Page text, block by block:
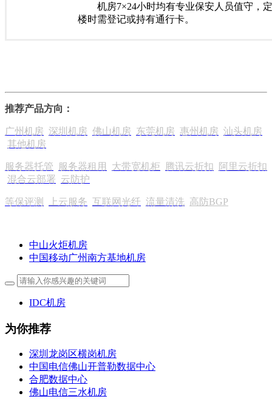
机房7×24小时均有专业保安人员值守，
楼时需登记或持有通行卡。
推荐产品方向：
广州机房 深圳机房 佛山机房 东莞机房 惠州机房 汕头机房
其他机房
服务器托管 服务器租用 大带宽机柜 腾讯云折扣
阿里云折扣
混合云部署 云防护
等保评测 上云服务 互联网光纤 流量清洗 高防BGP
中山火炬机房
中国移动广州南方基地机房
IDC机房
为你推荐
深圳龙岗区横岗机房
中国电信佛山开普勒数据中心
合肥数据中心
佛山电信三水机房